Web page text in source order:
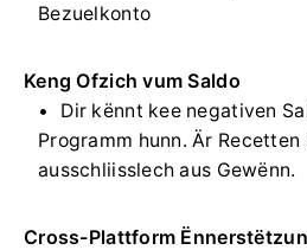
Bezuelkonto
Keng Ofzich vum Saldo
Dir kënnt kee negativen
Programm hunn. Är Recetten
ausschliisslech aus Gewënn.
Cross-Plattform